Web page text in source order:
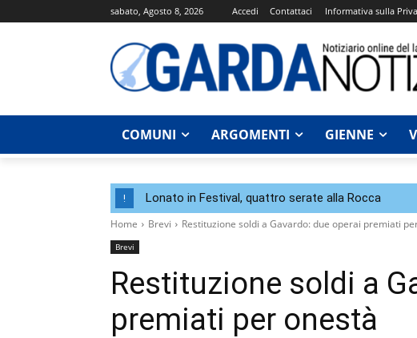
sabato, Agosto 8, 2026 Accedi Contattaci Informativa sulla
COMUNI ARGOMENTI GIENNE
! Lonato in Festival, quattro serate alla Rocca
Home Brevi Restituzione soldi a Gavardo: due operai premiati
Brevi
Restituzione soldi a
premiati per onestà